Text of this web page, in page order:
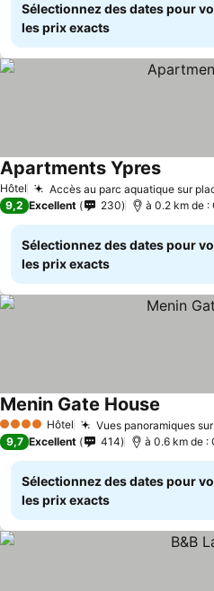
Sélectionnez des dates pour
les prix exacts
Hôtel Accès au parc aquatique sur
Apartments Ypres
9,2 Excellent 230 à 0.2 km de
Sélectionnez des dates pour
les prix exacts
4 Étoiles Hôtel Vues panoramiques
Menin Gate House
9,7 Excellent 414 à 0.6 km de
Sélectionnez des dates pour
les prix exacts